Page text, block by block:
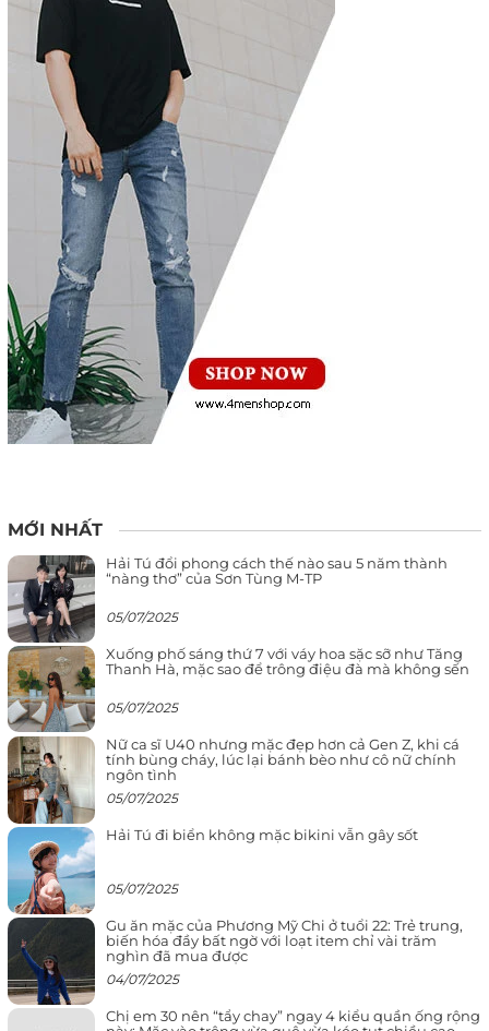
MỚI NHẤT
Hải Tú đổi phong cách thế nào sau 5 năm thành
“nàng thơ” của Sơn Tùng M-TP
05/07/2025
Xuống phố sáng thứ 7 với váy hoa sặc sỡ như Tăng
Thanh Hà, mặc sao để trông điệu đà mà không sến
05/07/2025
Nữ ca sĩ U40 nhưng mặc đẹp hơn cả Gen Z, khi cá
tính bùng cháy, lúc lại bánh bèo như cô nữ chính
ngôn tình
05/07/2025
Hải Tú đi biển không mặc bikini vẫn gây sốt
05/07/2025
Gu ăn mặc của Phương Mỹ Chi ở tuổi 22: Trẻ trung,
biến hóa đầy bất ngờ với loạt item chỉ vài trăm
nghìn đã mua được
04/07/2025
Chị em 30 nên “tẩy chay” ngay 4 kiểu quần ống rộng